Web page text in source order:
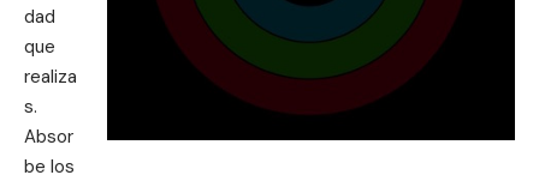
dad
que
realiza
s.
Absor
be los